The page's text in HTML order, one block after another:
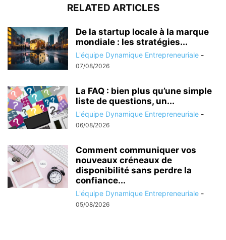
RELATED ARTICLES
De la startup locale à la marque
mondiale : les stratégies...
L'équipe Dynamique Entrepreneuriale -
07/08/2026
La FAQ : bien plus qu’une simple
liste de questions, un...
L'équipe Dynamique Entrepreneuriale -
06/08/2026
Comment communiquer vos
nouveaux créneaux de
disponibilité sans perdre la
confiance...
L'équipe Dynamique Entrepreneuriale -
05/08/2026